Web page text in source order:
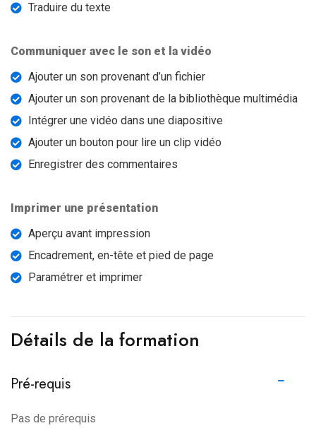
Traduire du texte
Communiquer avec le son et la vidéo
Ajouter un son provenant d’un fichier
Ajouter un son provenant de la bibliothèque multimédia
Intégrer une vidéo dans une diapositive
Ajouter un bouton pour lire un clip vidéo
Enregistrer des commentaires
Imprimer une présentation
Aperçu avant impression
Encadrement, en-tête et pied de page
Paramétrer et imprimer
Détails de la formation
Pré-requis
Pas de prérequis